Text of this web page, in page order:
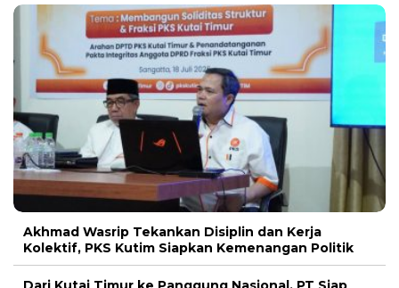
Akhmad Wasrip Tekankan Disiplin dan Kerja
Kolektif, PKS Kutim Siapkan Kemenangan Politik